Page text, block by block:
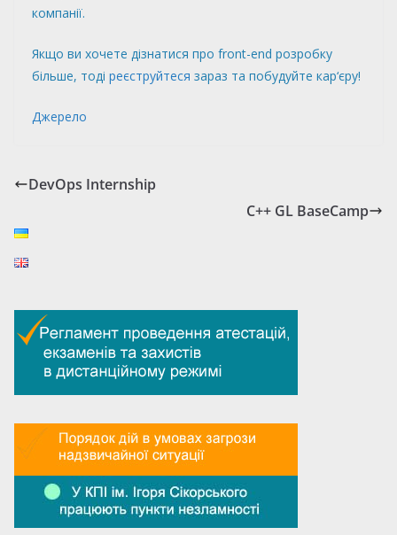
компанії.
Якщо ви хочете дізнатися про front-end розробку
більше, тоді реєструйтеся зараз та побудуйте кар‘єру!
Джерело
DevOps Internship
C++ GL BaseCamp